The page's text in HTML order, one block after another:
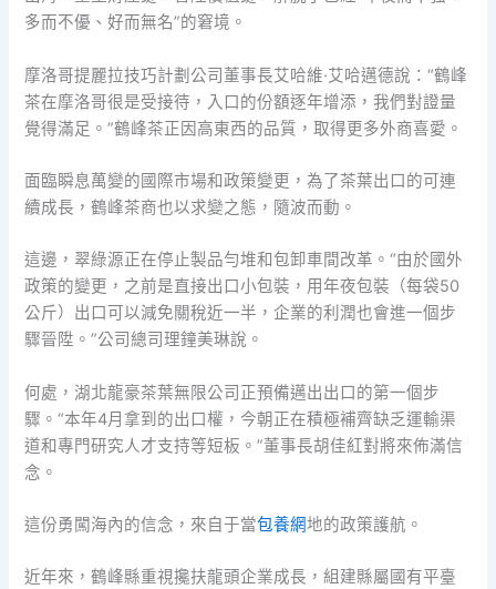
多而不優、好而無名”的窘境。
摩洛哥提麗拉技巧計劃公司董事長艾哈維·艾哈邁德說：“鶴峰
茶在摩洛哥很是受接待，入口的份額逐年增添，我們對證量
覺得滿足。”鶴峰茶正因高東西的品質，取得更多外商喜愛。
面臨瞬息萬變的國際市場和政策變更，為了茶葉出口的可連
續成長，鶴峰茶商也以求變之態，隨波而動。
這邊，翠綠源正在停止製品勻堆和包卸車間改革。“由於國外
政策的變更，之前是直接出口小包裝，用年夜包裝（每袋50
公斤）出口可以減免關稅近一半，企業的利潤也會進一個步
驟晉陞。”公司總司理鐘美琳說。
何處，湖北龍豪茶葉無限公司正預備邁出出口的第一個步
驟。“本年4月拿到的出口權，今朝正在積極補齊缺乏運輸渠
道和專門研究人才支持等短板。”董事長胡佳紅對將來佈滿信
念。
這份勇闖海內的信念，來自于當包養網地的政策護航。
近年來，鶴峰縣重視攙扶龍頭企業成長，組建縣屬國有平臺